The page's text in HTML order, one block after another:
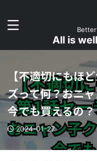
All is
【不適切にもほ
ズって何？おニ
今でも買えるの？
2024-01-27